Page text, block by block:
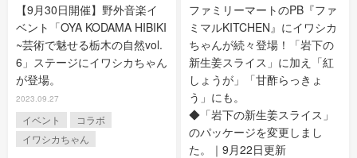
【9月30日開催】野外音楽イ
ベント「OYA KODAMA HIBIKI
~芸術で魅せる栃木の自然vol.
6」ステージにイワシカちゃん
が登場。
2023.09.27
イベント
コラボ
イワシカちゃん
ファミリーマートのPB『ファ
ミマルKITCHEN』にイワシカ
ちゃんが続々登場！「岩下の
新生姜スライス」に加え「紅
しょうが」「甘酢らっきょ
う」にも。
◆「岩下の新生姜スライス」
のパッケージを変更しまし
た。｜9月22日更新